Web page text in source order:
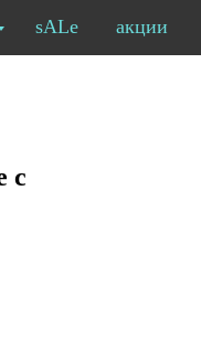
sALe акции
с